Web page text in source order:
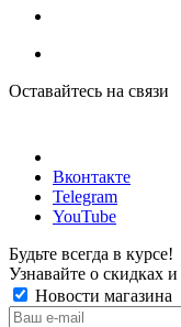
Оставайтесь на связи
Вконтакте
Telegram
YouTube
Будьте всегда в курсе!
Узнавайте о скидках
Новости магазина